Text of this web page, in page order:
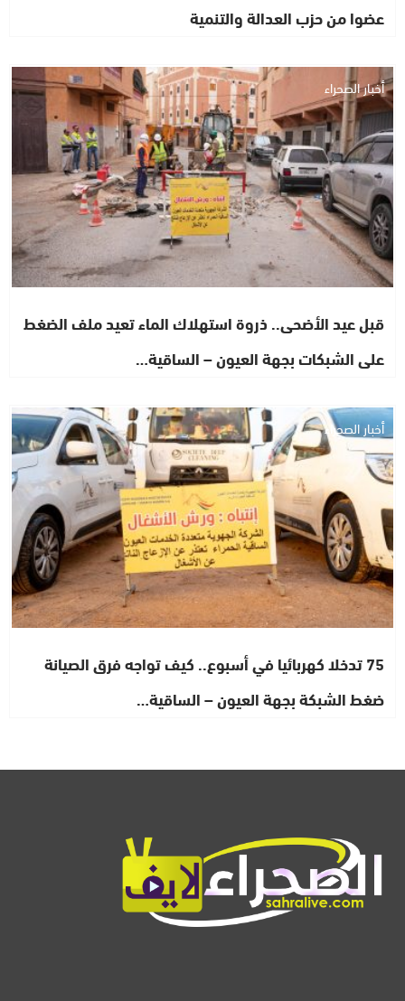
عضوا من حزب العدالة والتنمية
أخبار الصحراء
قبل عيد الأضحى.. ذروة استهلاك الماء تعيد ملف الضغط
على الشبكات بجهة العيون – الساقية…
أخبار الصحراء
75 تدخلا كهربائيا في أسبوع.. كيف تواجه فرق الصيانة
ضغط الشبكة بجهة العيون – الساقية…